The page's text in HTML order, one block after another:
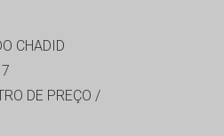
CHADID
DE PREÇO /